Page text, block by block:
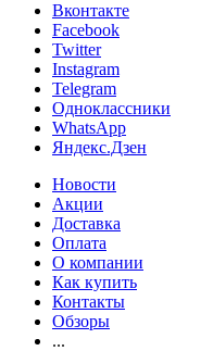
Вконтакте
Facebook
Twitter
Instagram
Telegram
Одноклассники
WhatsApp
Яндекс.Дзен
Новости
Акции
Доставка
Оплата
О компании
Как купить
Контакты
Обзоры
...